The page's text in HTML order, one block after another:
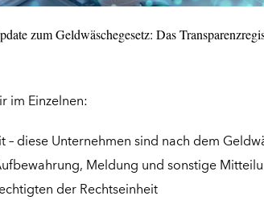
zum Geldwäschegesetz: Das
im Einzelnen:
– diese Unternehmen sind nach dem
Meldung und sonstige
der Rechtseinheit